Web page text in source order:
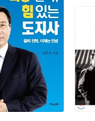
태어난 저자 김춘진
작, 모두가 함께 잘
대학원에서 석박사
을 지냈다. 현장에
구와 실천에 매진